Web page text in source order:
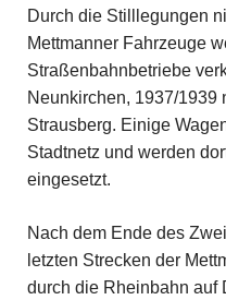
Durch die Stilllegungen
Mettmanner Fahrzeuge
Straßenbahnbetriebe
Neunkirchen, 1937/1939
Strausberg. Einige
Stadtnetz und werden
eingesetzt.
Nach dem Ende des
letzten Strecken der
durch die Rheinbahn auf